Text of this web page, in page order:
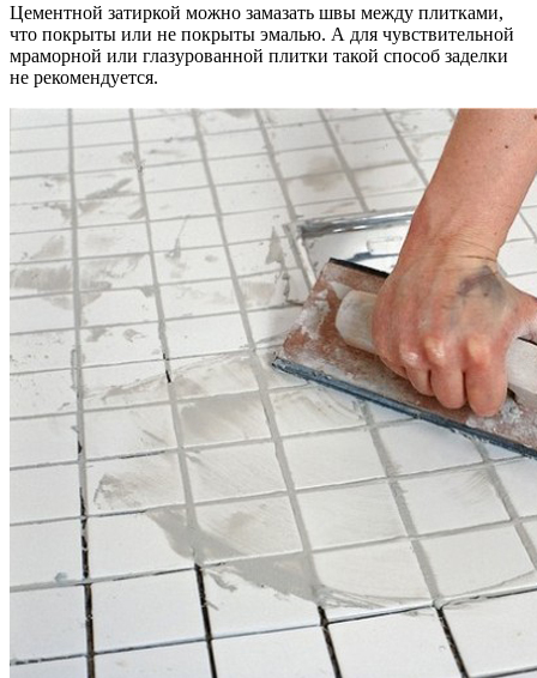
Цементной затиркой можно замазать швы между плитками,
что покрыты или не покрыты эмалью. А для чувствительной
мраморной или глазурованной плитки такой способ заделки
не рекомендуется.